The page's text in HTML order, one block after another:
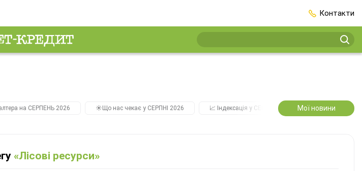
Контакти
на СЕРПЕНЬ 2026 ☀️Що нас чекає у СЕРПНІ 2026 📈 Індексація у СЕРПНІ 2️⃣0️⃣2️⃣7️⃣ Усі
Мої новини
«Лісові ресурси»